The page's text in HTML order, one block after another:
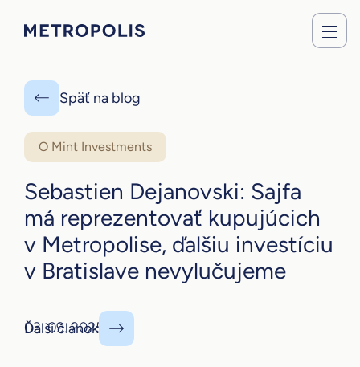
O Mint Investments
Sebastien Dejanovski: Sajfa
má reprezentovať kupujúcich
v Metropolise, ďalšiu investíciu
v Bratislave nevylučujeme
03. 09. 2025
Späť na blog
Ďalší článok